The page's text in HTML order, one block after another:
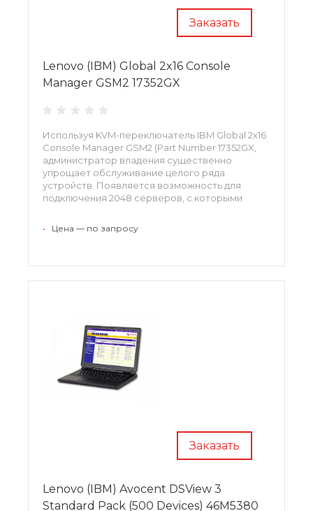
Заказать
Lenovo (IBM) Global 2x16 Console
Manager GSM2 17352GX
Используя KVM-переключатель IBM Global 2x16
Console Manager GSM2 (Part Number 17352GX,
администратор владения существенно
упрощает обслуживание целого ряда
устройств. Появляется возможность для
подключения 2048 серверов, с которыми
• Цена — по запросу
Заказать
Lenovo (IBM) Avocent DSView 3
Standard Pack (500 Devices) 46M5380